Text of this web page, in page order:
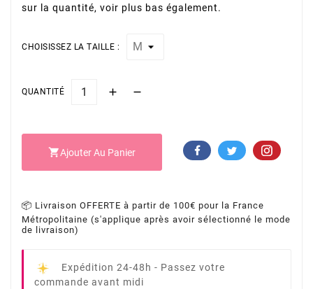
sur la quantité, voir plus bas également.
CHOISISSEZ LA TAILLE :
QUANTITÉ
Ajouter Au Panier
📦 Livraison OFFERTE à partir de 100€ pour la France
Métropolitaine (s'applique après avoir sélectionné le mode
de livraison)
Expédition 24-48h - Passez votre
commande avant midi